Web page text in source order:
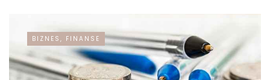
BIZNES, FINANSE